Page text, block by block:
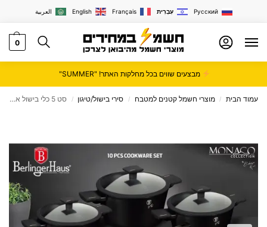
العربية English Français עִבְרִית Русский
0
מבצעים שווים בכל מחלקות האתר! "SUMMER"
עמוד הבית / מוצרי חשמל קטנים למטבח / סירי בישול/טיגון / סט 5 כלי בישול איכותיים Monaco דגם BH-7081